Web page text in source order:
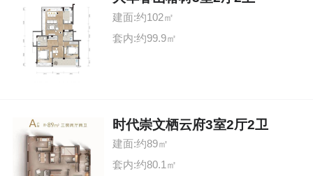
建面:约102㎡
套内:约99.9㎡
时代崇文栖云府3室2厅2卫
建面:约89㎡
套内:约80.1㎡